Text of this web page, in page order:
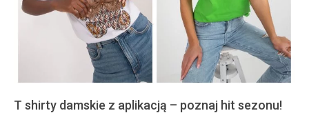
T shirty damskie z aplikacją – poznaj hit sezonu!